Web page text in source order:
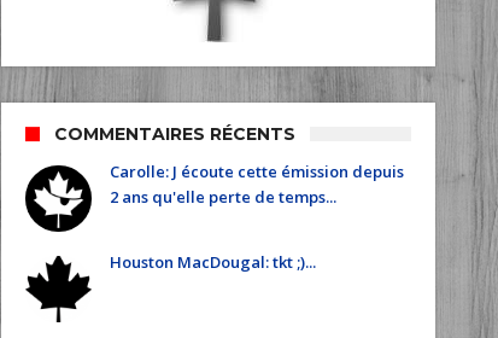
COMMENTAIRES RÉCENTS
Carolle: J écoute cette émission depuis
2 ans qu'elle perte de temps...
Houston MacDougal: tkt ;)...